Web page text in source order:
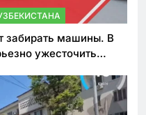
забирать машины. В
ужесточить